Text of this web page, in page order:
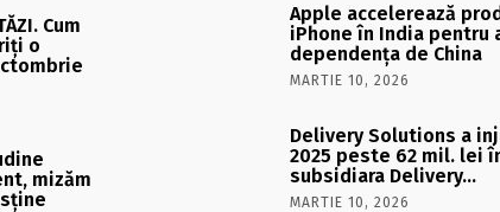
Cum
o
mizăm
Apple accelerează
iPhone în India pentru
dependența de China
MARTIE 10, 2026
Delivery Solutions a
2025 peste 62 mil. lei
subsidiara Delivery…
MARTIE 10, 2026